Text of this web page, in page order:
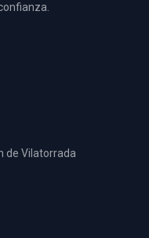
de Vilatorrada